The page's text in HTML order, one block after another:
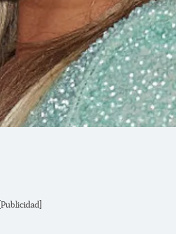
[Publicidad]